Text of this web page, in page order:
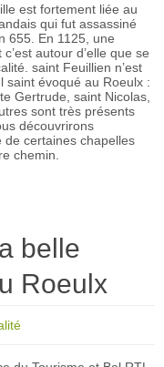
est fortement liée au
qui fut assassiné
655. En 1125, une
autour d’elle que se
saint Feuillien n’est
saint évoqué au Roeulx :
Gertrude, saint Nicolas,
sont très présents
découvrirons
de certaines chapelles
chemin.
belle
Roeulx